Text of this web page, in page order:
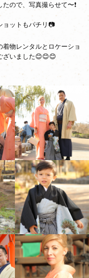
ので、写真撮らせて〜❗
ョットもパチリ📷
物レンタルとロケーショ
ざいました😊😊😊